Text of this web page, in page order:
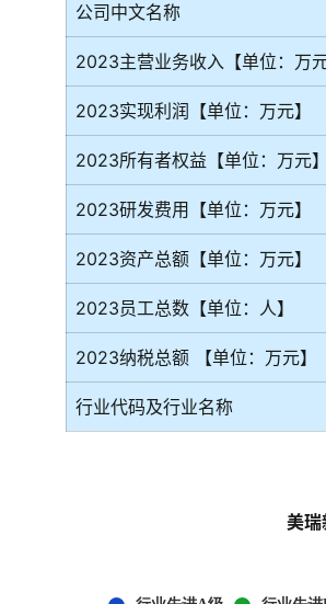
公司中文名称
2023主营业务收入【单位：万元
2023实现利润【单位：万元】
2023所有者权益【单位：万元】
2023研发费用【单位：万元】
2023资产总额【单位：万元】
2023员工总数【单位：人】
2023纳税总额 【单位：万元】
行业代码及行业名称
美瑞